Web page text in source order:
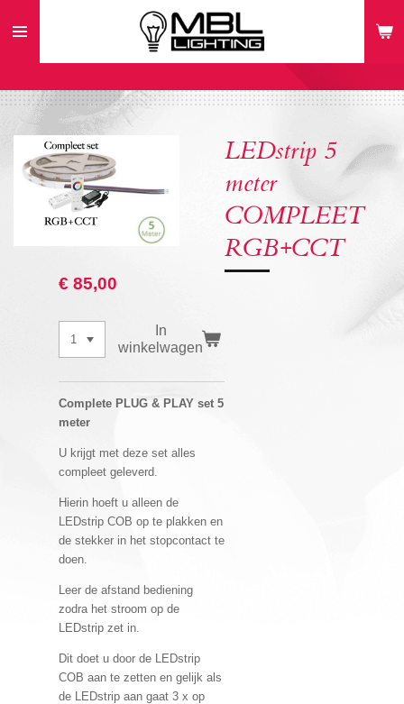
direct
hoofdinhoud
LEDstrip 5
meter
COMPLEET
RGB+CCT
€ 85,00
In
winkelwagen
Complete PLUG & PLAY set 5
meter
U krijgt met deze set alles
compleet geleverd.
Hierin hoeft u alleen de
LEDstrip COB op te plakken en
de stekker in het stopcontact te
doen.
Leer de afstand bediening
zodra het stroom op de
LEDstrip zet in.
Dit doet u door de LEDstrip
COB aan te zetten en gelijk als
de LEDstrip aan gaat 3 x op